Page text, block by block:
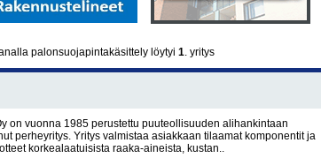
palonsuojapintakäsittely löytyi 1. yritys
on vuonna 1985 perustettu puuteollisuuden alihankintaan
perheyritys. Yritys valmistaa asiakkaan tilaamat komponentit ja
korkealaatuisista raaka-aineista, kustan..